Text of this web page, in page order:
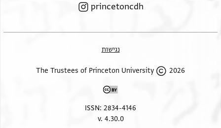
princetoncdh
נגישות
2026 The Trustees of Princeton University
ISSN: 2834-4146
v. 4.30.0